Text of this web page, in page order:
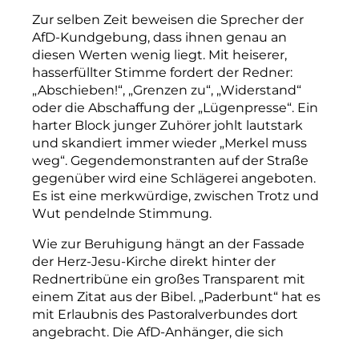
Zur selben Zeit beweisen die Sprecher der
AfD-Kundgebung, dass ihnen genau an
diesen Werten wenig liegt. Mit heiserer,
hasserfüllter Stimme fordert der Redner:
„Abschieben!“, „Grenzen zu“, „Widerstand“
oder die Abschaffung der „Lügenpresse“. Ein
harter Block junger Zuhörer johlt lautstark
und skandiert immer wieder „Merkel muss
weg“. Gegendemonstranten auf der Straße
gegenüber wird eine Schlägerei angeboten.
Es ist eine merkwürdige, zwischen Trotz und
Wut pendelnde Stimmung.
Wie zur Beruhigung hängt an der Fassade
der Herz-Jesu-Kirche direkt hinter der
Rednertribüne ein großes Transparent mit
einem Zitat aus der Bibel. „Paderbunt“ hat es
mit Erlaubnis des Pastoralverbundes dort
angebracht. Die AfD-Anhänger, die sich